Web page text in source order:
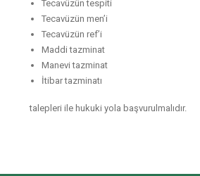
Tecavüzün tespiti
Tecavüzün men’i
Tecavüzün ref’i
Maddi tazminat
Manevi tazminat
İtibar tazminatı
talepleri ile hukuki yola başvurulmalıdır.